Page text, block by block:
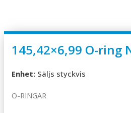
145,42×6,99 O-ring
Enhet: Säljs styckvis
O-RINGAR